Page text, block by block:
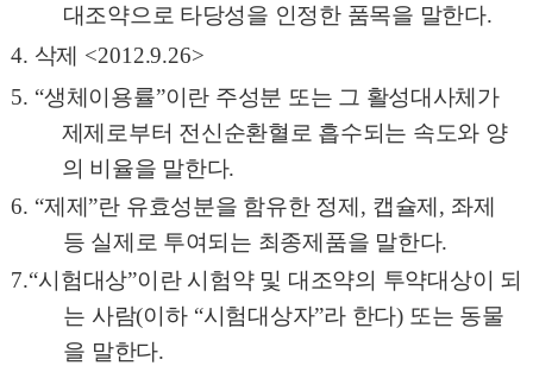
대조약으로 타당성을 인정한 품목을 말한다.
4. 삭제 <2012.9.26>
5. “생체이용률”이란 주성분 또는 그 활성대사체가
제제로부터 전신순환혈로 흡수되는 속도와 양
의 비율을 말한다.
6. “제제”란 유효성분을 함유한 정제 , 캡슐제 , 좌제
등 실제로 투여되는 최종제품을 말한다.
7.“시험대상”이란 시험약 및 대조약의 투약대상이 되
는 사람(이하 “시험대상자”라 한다) 또는 동물
을 말한다.